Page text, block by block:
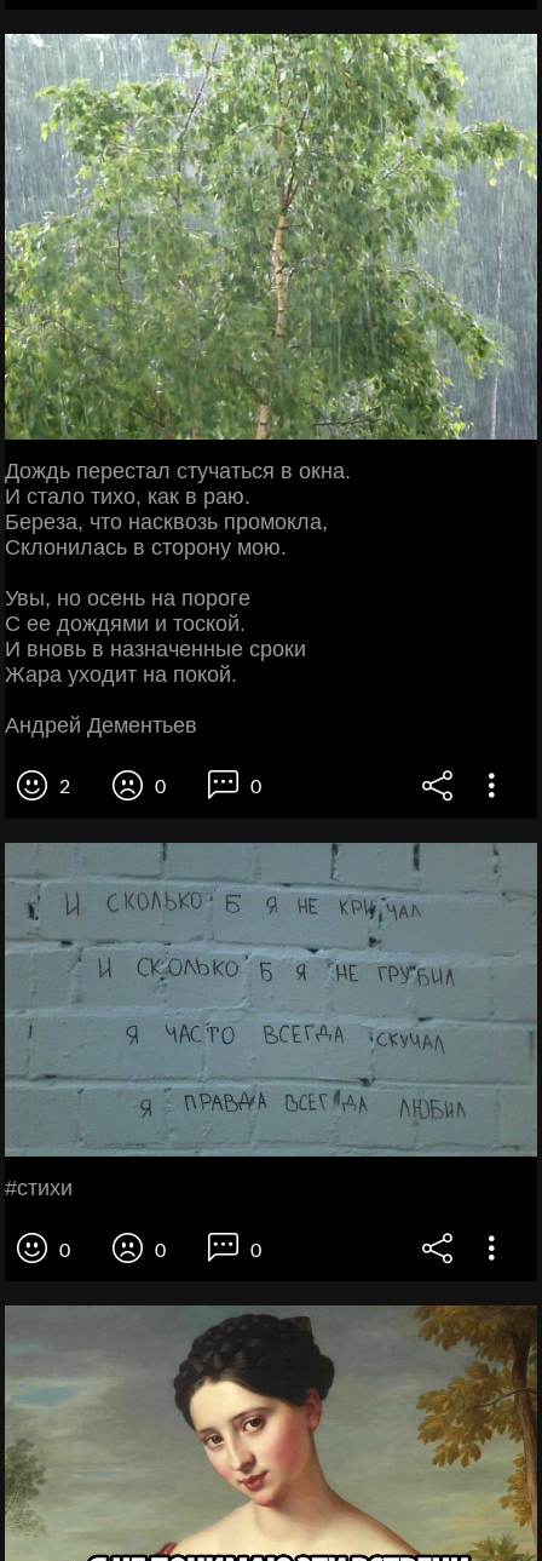
Дождь перестал стучаться в окна.
И стало тихо, как в раю.
Береза, что насквозь промокла,
Склонилась в сторону мою.
Увы, но осень на пороге
С ее дождями и тоской.
И вновь в назначенные сроки
Жара уходит на покой.
Андрей Дементьев
2 0 0
#стихи
0 0 0